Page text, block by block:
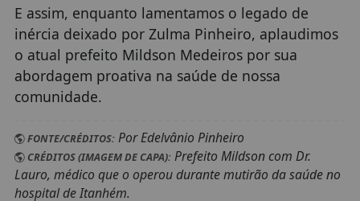
E assim, enquanto lamentamos o legado de
inércia deixado por Zulma Pinheiro, aplaudimos
o atual prefeito Mildson Medeiros por sua
abordagem proativa na saúde de nossa
comunidade.
FONTE/CRÉDITOS:Por Edelvânio Pinheiro
CRÉDITOS (IMAGEM DE CAPA):Prefeito Mildson com Dr.
Lauro, médico que o operou durante mutirão da saúde no
hospital de Itanhém.